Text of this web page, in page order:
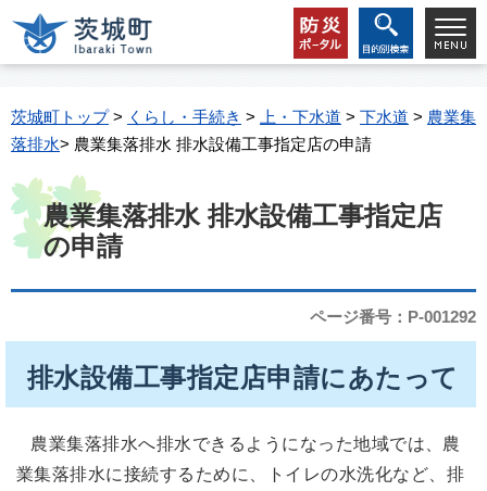
茨城町トップ> くらし・手続き > 上・下水道 > 下水道 > 農業集
落排水> 農業集落排水 排水設備工事指定店の申請
農業集落排水 排水設備工事指定店
の申請
ページ番号：P-001292
排水設備工事指定店申請にあたって
農業集落排水へ排水できるようになった地域では、農
業集落排水に接続するために、トイレの水洗化など、排